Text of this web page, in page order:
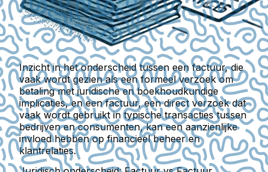
Inzicht in het onderscheid tussen een factuur, die
vaak wordt gezien als een formeel verzoek om
betaling met juridische en boekhoudkundige
implicaties, en een factuur, een direct verzoek dat
vaak wordt gebruikt in typische transacties tussen
bedrijven en consumenten, kan een aanzienlijke
invloed hebben op financieel beheer en
klantrelaties.